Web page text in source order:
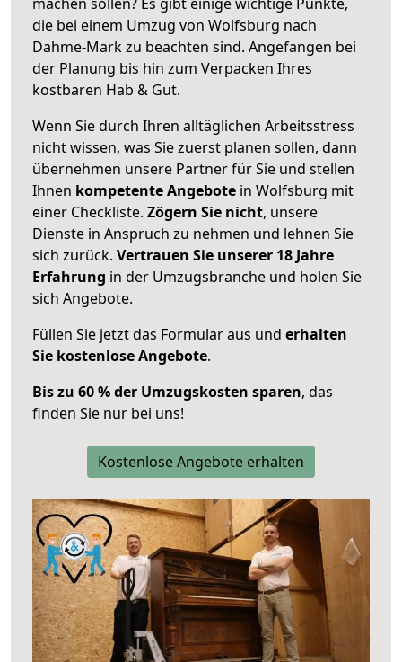
die bei einem Umzug von Wolfsburg nach
Dahme-Mark zu beachten sind. Angefangen bei
der Planung bis hin zum Verpacken Ihres
kostbaren Hab & Gut.
Wenn Sie durch Ihren alltäglichen Arbeitsstress
nicht wissen, was Sie zuerst planen sollen, dann
übernehmen unsere Partner für Sie und stellen
Ihnen kompetente Angebote in Wolfsburg mit
einer Checkliste. Zögern Sie nicht, unsere
Dienste in Anspruch zu nehmen und lehnen Sie
sich zurück. Vertrauen Sie unserer 18 Jahre
Erfahrung in der Umzugsbranche und holen Sie
sich Angebote.
Füllen Sie jetzt das Formular aus und erhalten
Sie kostenlose Angebote.
Bis zu 60 % der Umzugskosten sparen, das
finden Sie nur bei uns!
Kostenlose Angebote erhalten